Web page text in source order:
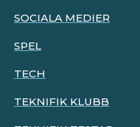
SOCIALA MEDIER
SPEL
TECH
TEKNIFIK KLUBB